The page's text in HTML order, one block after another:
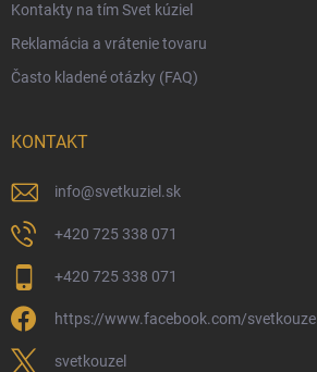
Zásady ochrany osobných údajov
Kontakty na tím Svet kúziel
Reklamácia a vrátenie tovaru
Často kladené otázky (FAQ)
KONTAKT
info@svetkuziel.sk
+420 725 338 071
+420 725 338 071
https://www.facebook.com/svetkouzell
svetkouzel